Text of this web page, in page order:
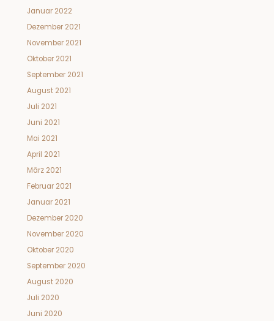
Januar 2022
Dezember 2021
November 2021
Oktober 2021
September 2021
August 2021
Juli 2021
Juni 2021
Mai 2021
April 2021
März 2021
Februar 2021
Januar 2021
Dezember 2020
November 2020
Oktober 2020
September 2020
August 2020
Juli 2020
Juni 2020